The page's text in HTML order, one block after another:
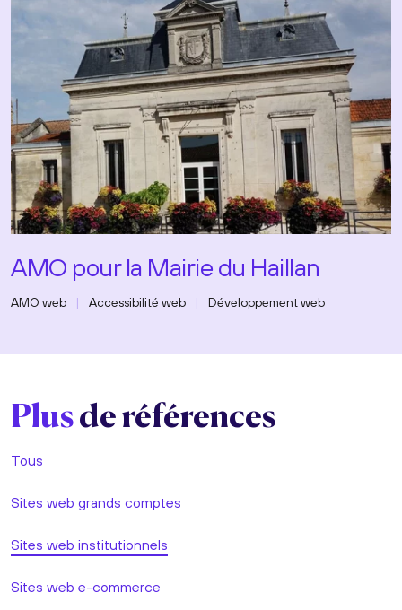
AMO pour la Mairie du Haillan
AMO web Accessibilité web Développement web
Plusde références
Tous
Sites web grands comptes
Sites web institutionnels
Sites web e-commerce